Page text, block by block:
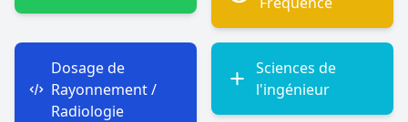
Dosage de
Rayonnement /
Radiologie
Sciences de
l'ingénieur